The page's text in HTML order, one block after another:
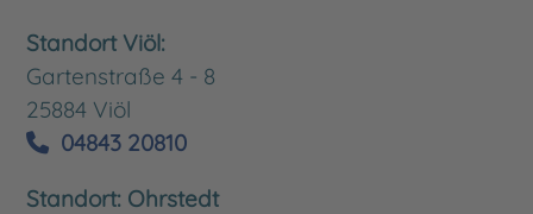
Standort Viöl:
Gartenstraße 4 - 8
25884 Viöl
04843 20810
Standort: Ohrstedt